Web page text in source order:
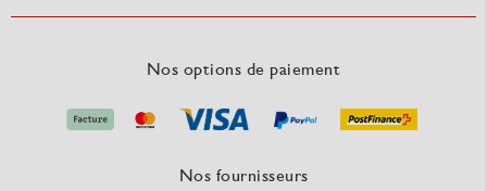
Nos options de paiement
Nos fournisseurs